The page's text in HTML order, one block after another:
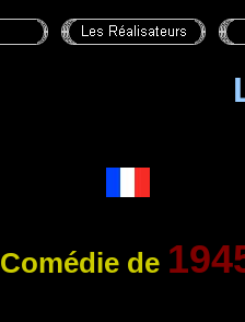
Comédie de